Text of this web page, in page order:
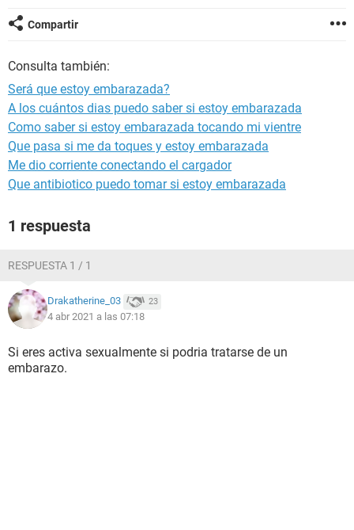
Compartir
Consulta también:
Será que estoy embarazada?
A los cuántos dias puedo saber si estoy embarazada
Como saber si estoy embarazada tocando mi vientre
Que pasa si me da toques y estoy embarazada
Me dio corriente conectando el cargador
Que antibiotico puedo tomar si estoy embarazada
1 respuesta
RESPUESTA 1 / 1
Drakatherine_03 23
4 abr 2021 a las 07:18
Si eres activa sexualmente si podria tratarse de un
embarazo.